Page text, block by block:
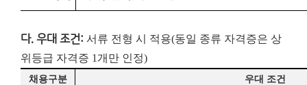
다. 우대 조건: 서류 전형 시 적용(동일 종류 자격증은 상
위등급 자격증 1개만 인정)
채용구분 우대 조건